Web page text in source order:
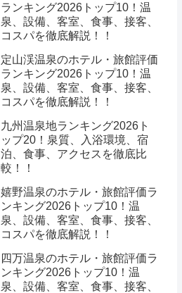
ランキング2026トップ10！温
泉、設備、客室、食事、接客、
コスパを徹底解説！！
定山渓温泉のホテル・旅館評価
ランキング2026トップ10！温
泉、設備、客室、食事、接客、
コスパを徹底解説！！
九州温泉地ランキング2026ト
ップ20！泉質、入浴環境、宿
泊、食事、アクセスを徹底比
較！！
嬉野温泉のホテル・旅館評価ラ
ンキング2026トップ10！温
泉、設備、客室、食事、接客、
コスパを徹底解説！！
四万温泉のホテル・旅館評価ラ
ンキング2026トップ10！温
泉、設備、客室、食事、接客、